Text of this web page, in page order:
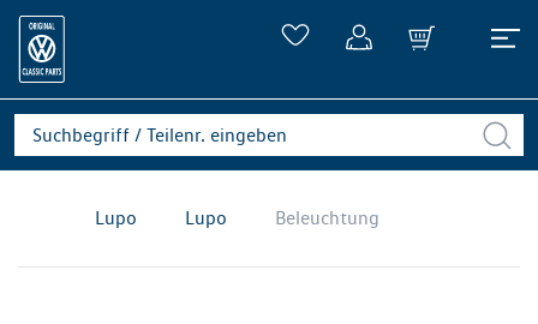
Lupo Lupo Beleuchtung